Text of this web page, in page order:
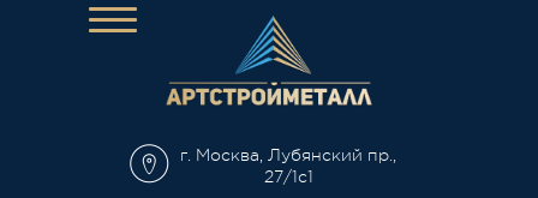
г. Москва, Лубянский пр.,
27/1с1
Каталог
Аренда